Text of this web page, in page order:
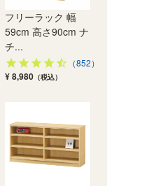
フリーラック 幅
59cm 高さ90cm ナ
チ...
（852）
¥ 8,980 （税込）